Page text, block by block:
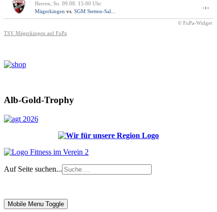
Herren, So. 09.08. 15:00 Uhr
Mägerkingen vs. SGM Stetten-Sal...
-:-
© FuPa-Widget
TSV Mägerkingen auf FuPa
Alb-Gold-Trophy
Auf Seite suchen...
Mobile Menu Toggle